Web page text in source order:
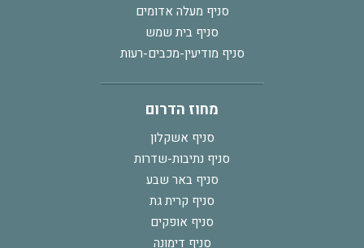
סניף מעלה אדומים
סניף בית שמש
סניף מודיעין-מכבים-רעות
מחוז הדרום
סניף אשקלון
סניף נתיבות-שדרות
סניף באר שבע
סניף קרית גת
סניף אופקים
סניף דימונה